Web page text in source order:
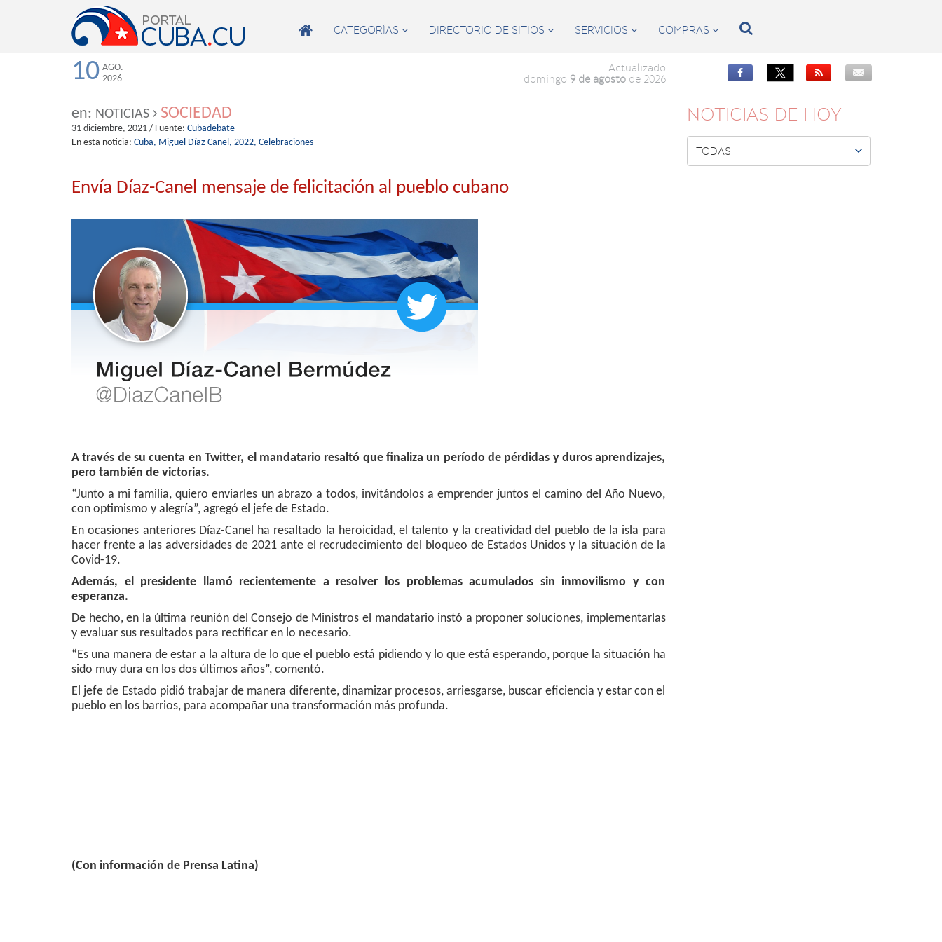
 CATEGORÍAS  DIRECTORIO DE SITIOS  SERVICIOS  COMPRAS  
10 AGO.
2026
Actualizado
domingo 9 de agostode 2026


en: NOTICIAS SOCIEDAD
31 diciembre, 2021 / Fuente: Cubadebate
En esta noticia: Cuba, Miguel Díaz Canel, 2022, Celebraciones
Envía Díaz-Canel mensaje de felicitación al pueblo cubano
A través de su cuenta en Twitter, el mandatario resaltó que finaliza un período de pérdidas y duros aprendizajes,
pero también de victorias.
“Junto a mi familia, quiero enviarles un abrazo a todos, invitándolos a emprender juntos el camino del Año Nuevo,
con optimismo y alegría”, agregó el jefe de Estado.
En ocasiones anteriores Díaz-Canel ha resaltado la heroicidad, el talento y la creatividad del pueblo de la isla para
hacer frente a las adversidades de 2021 ante el recrudecimiento del bloqueo de Estados Unidos y la situación de la
Covid-19.
Además, el presidente llamó recientemente a resolver los problemas acumulados sin inmovilismo y con
esperanza.
De hecho, en la última reunión del Consejo de Ministros el mandatario instó a proponer soluciones, implementarlas
y evaluar sus resultados para rectificar en lo necesario.
“Es una manera de estar a la altura de lo que el pueblo está pidiendo y lo que está esperando, porque la situación ha
sido muy dura en los dos últimos años”, comentó.
El jefe de Estado pidió trabajar de manera diferente, dinamizar procesos, arriesgarse, buscar eficiencia y estar con el
pueblo en los barrios, para acompañar una transformación más profunda.
(Con información de Prensa Latina)
NOTICIAS DE HOY
TODAS 